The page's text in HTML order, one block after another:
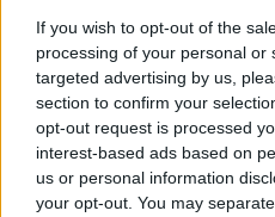
If you wish to opt-out of the
processing of your personal or
targeted advertising by us,
section to confirm your
opt-out request is processed
interest-based ads based on
us or personal information
your opt-out. You may
Niekšui panižo rankos:
sumušė sugyventinę, o
vėliau ir jos nepilnametę
dukrą(2)